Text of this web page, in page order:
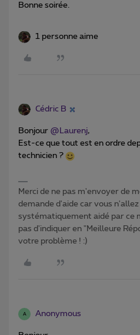
Bonne soirée.
1 personne aime
Cédric B
Bonjour @Laurenj,
Est-ce que tout est en ordre
technicien ?
Merci de ne pas m'envoyer de
demande d'aide car vous
systématiquement aidé par ce
pas d'indiquer en "Meilleure
votre problème ! :)
A Anonymous